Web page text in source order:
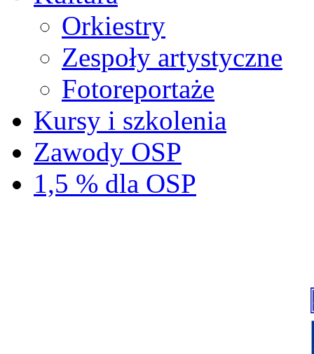
Orkiestry
Zespoły artystyczne
Fotoreportaże
Kursy i szkolenia
Zawody OSP
1,5 % dla OSP